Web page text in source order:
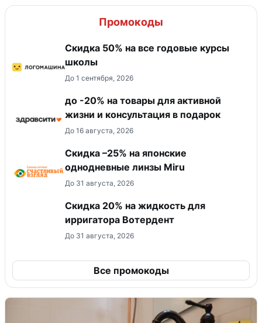
Промокоды
Скидка 50% на все годовые курсы
школы
До 1 сентября, 2026
до -20% на товары для активной
жизни и консультация в подарок
До 16 августа, 2026
Скидка –25% на японские
однодневные линзы Miru
До 31 августа, 2026
Скидка 20% на жидкость для
ирригатора Вотердент
До 31 августа, 2026
Все промокоды